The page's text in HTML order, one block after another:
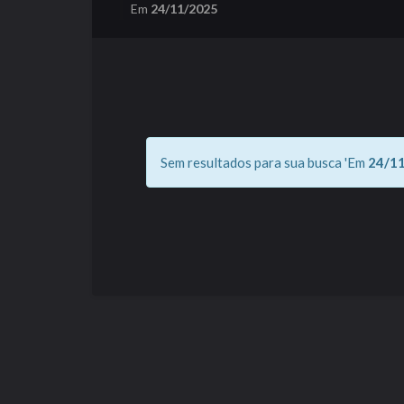
Em 24/11/2025
Sem resultados para sua busca 'Em 24/